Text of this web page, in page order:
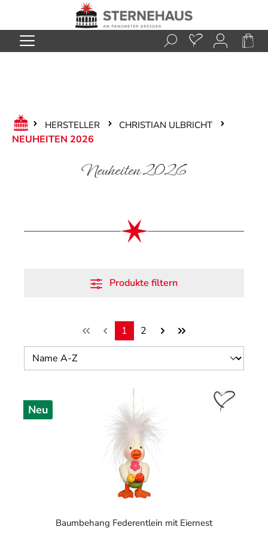
Zum Hauptinhalt springen
HERSTELLER CHRISTIAN ULBRICHT
NEUHEITEN 2026
Neuheiten 2026
Produkte filtern
Seite
1 Seite
2
Neu
Baumbehang Federentlein mit Eiernest